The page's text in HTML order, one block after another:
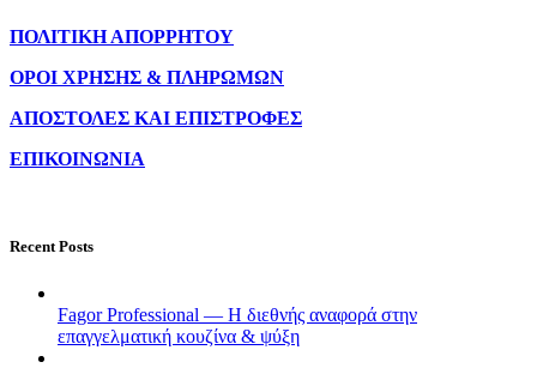
ΠΟΛΙΤΙΚΗ ΑΠΟΡΡΗΤΟΥ
ΟΡΟΙ ΧΡΗΣΗΣ & ΠΛΗΡΩΜΩΝ
ΑΠΟΣΤΟΛΕΣ ΚΑΙ ΕΠΙΣΤΡΟΦΕΣ
ΕΠΙΚΟΙΝΩΝΙΑ
Recent Posts
Fagor Professional — Η διεθνής αναφορά στην
επαγγελματική κουζίνα & ψύξη